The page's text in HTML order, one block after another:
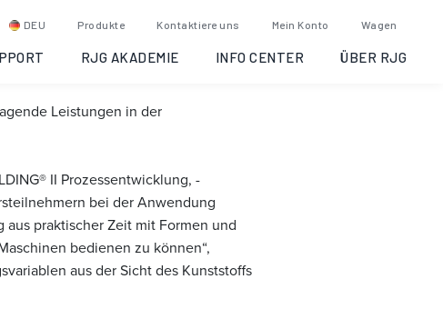
DEU Produkte Kontaktiere uns Mein Konto Wagen
RJG AKADEMIE INFO CENTER ÜBER RJG
2019-10-21
Leistungen in der
II Prozessentwicklung, -
bei der Anwendung
praktischer Zeit mit Formen und
bedienen zu können“,
aus der Sicht des Kunststoffs